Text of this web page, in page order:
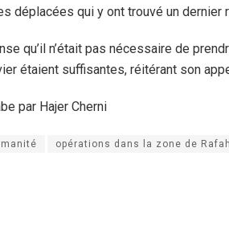
déplacées qui y ont trouvé un dernier
qu’il n’était pas nécessaire de
étaient suffisantes, réitérant son
par Hajer Cherni
opérations dans la zone de Rafah